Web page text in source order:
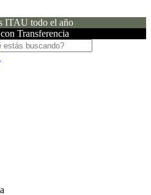
ITAU todo el año
Transferencia